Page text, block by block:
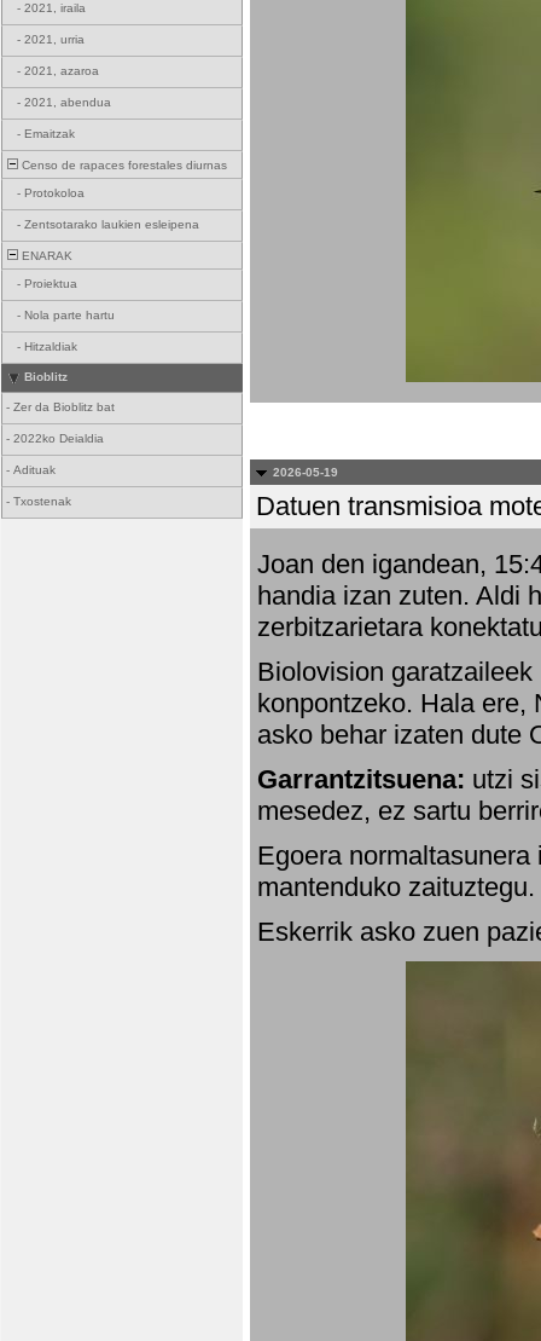
- 2021, iraila
- 2021, urria
- 2021, azaroa
- 2021, abendua
- Emaitzak
Censo de rapaces forestales diurnas
- Protokoloa
- Zentsotarako laukien esleipena
ENARAK
- Proiektua
- Nola parte hartu
- Hitzaldiak
Bioblitz
- Zer da Bioblitz bat
- 2022ko Deialdia
- Adituak
- Txostenak
2026-05-19
Datuen transmisioa
Joan den igandean,
handia izan zuten. Aldi
zerbitzarietara
Biolovision
konpontzeko. Hala ere,
asko behar izaten dute
Garrantzitsuena: utzi
mesedez, ez sartu
Egoera
mantenduko
Eskerrik asko zuen